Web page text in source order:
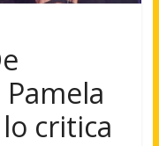
critica